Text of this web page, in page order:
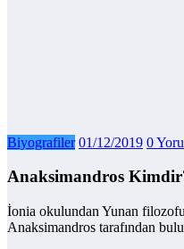
Biyografiler 01/12/2019 0
Anaksimandros
İonia okulundan Yunan filozofu
Anaksimandros tarafından